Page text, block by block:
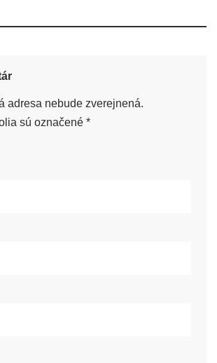
adresa nebude zverejnená.
sú označené *